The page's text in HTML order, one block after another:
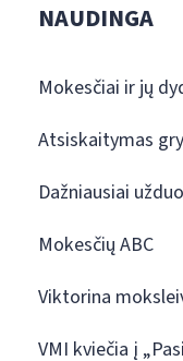
NAUDINGA
Mokesčiai ir jų
Atsiskaitymas
Dažniausiai
Mokesčių ABC
Viktorina
VMI kviečia į